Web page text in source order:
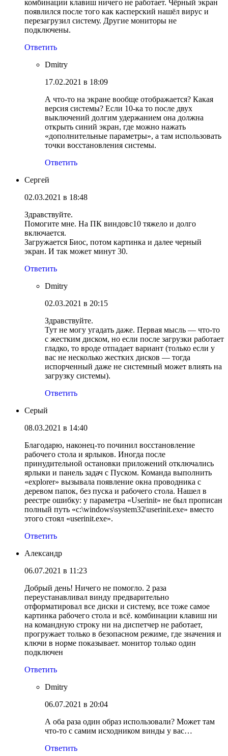
комбинации клавиш ничего не работает. Чёрный экран
появлился после того как касперский нашёл вирус и
перезагрузил систему. Другие мониторы не
подключены.
Ответить
Dmitry
17.02.2021 в 18:09
А что-то на экране вообще отображается? Какая
версия системы? Если 10-ка то после двух
выключений долгим удержанием она должна
открыть синий экран, где можно нажать
«дополнительные параметры», а там использовать
точки восстановления системы.
Ответить
Сергей
02.03.2021 в 18:48
Здравствуйте.
Помогите мне. На ПК виндовс10 тяжело и долго
включается.
Загружается Биос, потом картинка и далее черный
экран. И так может минут 30.
Ответить
Dmitry
02.03.2021 в 20:15
Здравствуйте.
Тут не могу угадать даже. Первая мысль — что-то
с жестким диском, но если после загрузки работает
гладко, то вроде отпадает вариант (только если у
вас не несколько жестких дисков — тогда
испорченный даже не системный может влиять на
загрузку системы).
Ответить
Серый
08.03.2021 в 14:40
Благодарю, наконец-то починил восстановление
рабочего стола и ярлыков. Иногда после
принудительной остановки приложений отключались
ярлыки и панель задач с Пуском. Команда выполнить
«explorer» вызывала появление окна проводника с
деревом папок, без пуска и рабочего стола. Нашел в
реестре ошибку: у параметра «Userinit» не был прописан
полный путь «c:\windows\system32\userinit.exe» вместо
этого стоял «userinit.exe».
Ответить
Александр
06.07.2021 в 11:23
Добрый день! Ничего не помогло. 2 раза
переустанавливал винду предварительно
отформатировал все диски и систему, все тоже самое
картинка рабочего стола и всё. комбинации клавиш ни
на командную строку ни на диспетчер не работает,
прогружает только в безопасном режиме, где значения и
ключи в норме показывает. монитор только один
подключен
Ответить
Dmitry
06.07.2021 в 20:04
А оба раза один образ использовали? Может там
что-то с самим исходником винды у вас…
Ответить